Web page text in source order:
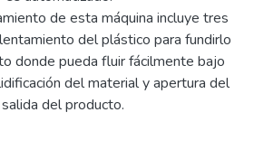
de esta máquina incluye tres
del plástico para fundirlo
donde pueda fluir fácilmente bajo
del material y apertura del
del producto.